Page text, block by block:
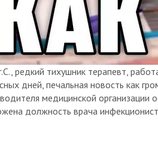
редкий тихушник терапевт,
дней, печальная новость как
медицинской
должность врача